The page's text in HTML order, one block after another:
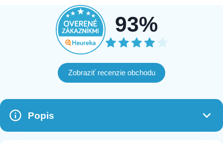
93%
Zobraziť recenzie obchodu
Popis